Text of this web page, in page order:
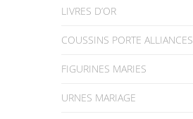
LIVRES D’OR
COUSSINS PORTE ALLIANCES
FIGURINES MARIES
URNES MARIAGE